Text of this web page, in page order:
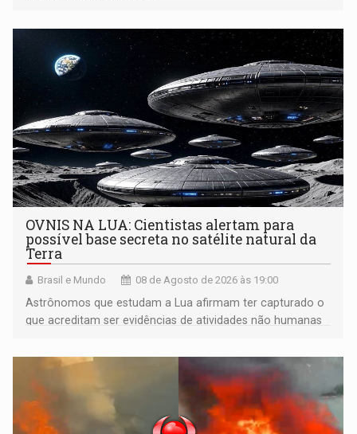
OVNIS NA LUA: Cientistas alertam para
possível base secreta no satélite natural da
Terra
Brasil e Mundo 08 de Agosto de 2026 às 19:00
Astrônomos que estudam a Lua afirmam ter capturado o
que acreditam ser evidências de atividades não humanas
órbita